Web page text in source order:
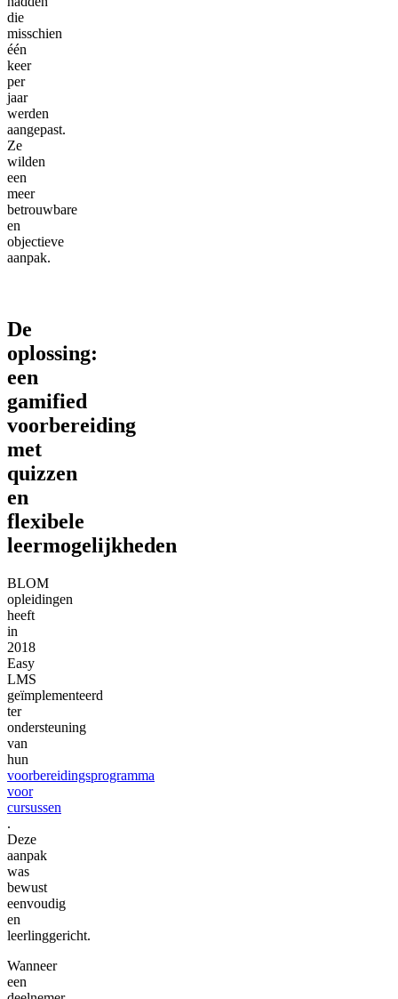
die
misschien
één
keer
per
jaar
werden
aangepast.
Ze
wilden
een
meer
betrouwbare
en
objectieve
aanpak.
De
oplossing:
een
gamified
voorbereiding
met
quizzen
en
flexibele
leermogelijkheden
BLOM
opleidingen
heeft
in
2018
Easy
LMS
geïmplementeerd
ter
ondersteuning
van
hun
voorbereidingsprogramma
voor
cursussen
.
Deze
aanpak
was
bewust
eenvoudig
en
leerlinggericht.
Wanneer
een